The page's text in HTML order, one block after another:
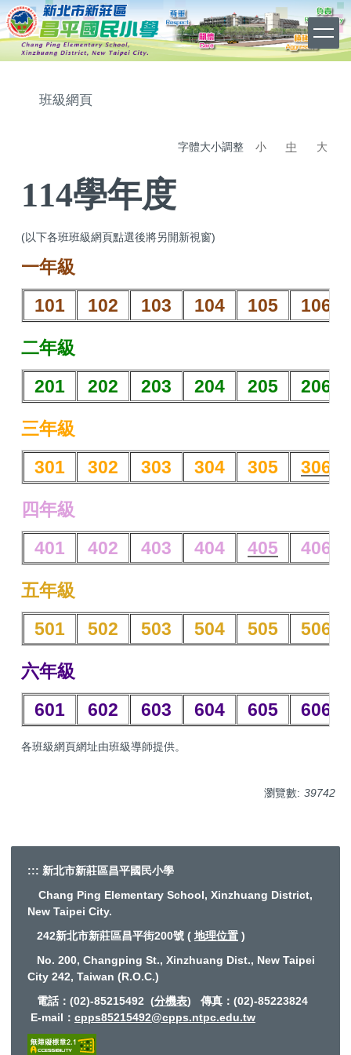
跳
到
主
要
班級網頁
字體大小調整 小 中 大
114學年度
(以下各班班級網頁點選後將另開新視窗)
一年級
101
102 103 104 105 106
二年級
201
202 203 204 205 206
三年級
301
302 303 304 305 306
四年級
401
402 403 404 405 406
五年級
501
502 503 504 505 506
六年級
601
602 603 604 605 606
各班級網頁網址由班級導師提供。
瀏覽數: 39742
::: 新北市新莊區昌平國民小學
Chang Ping Elementary School, Xinzhuang District,
New Taipei City.
242新北市新莊區昌平街200號 ( 地理位置 )
No. 200, Changping St., Xinzhuang Dist., New Taipei
City 242, Taiwan (R.O.C.)
電話：(02)-85215492 (分機表) 傳真：(02)-85223824
E-mail ： cpps85215492@cpps.ntpc.edu.tw